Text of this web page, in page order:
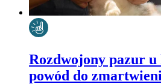
Rozdwojony pazur u
powód do